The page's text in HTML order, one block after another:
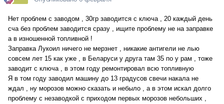
Нет проблем с заводом , 30гр заводится с ключа , 20 каждый день
сча без проблем заводится сразу , ищите проблему не на заправке
а в изношенной топливной !
Заправка Лукоил ничего не мерзнет , никакие антигели не лью
совсем лет 15 как уже , в Беларуси у друга там 35 по у рам , тоже
заводит с ключа , в этом году ремонтировал всю топливную
Я в том году заводил машину до 13 градусов свечи накала не
ждал , ну морозов можно сказать и небыло , а в этом искал долго
проблему с незаводкой с приходом первых морозов небольших ,